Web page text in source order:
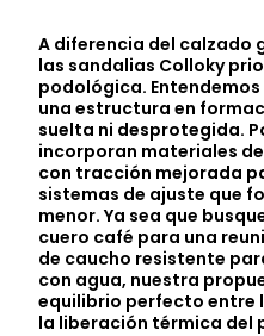
A diferencia del calzado
las sandalias Colloky
podológica. Entendemos
una estructura en
suelta ni desprotegida.
incorporan materiales
con tracción mejorada
sistemas de ajuste que
menor. Ya sea que
cuero café para una
de caucho resistente
con agua, nuestra
equilibrio perfecto entre
la liberación térmica del